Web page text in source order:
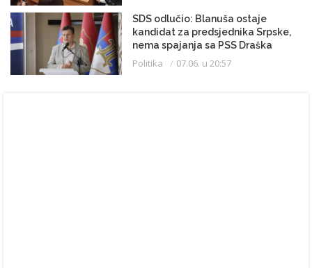
SDS odlučio: Blanuša ostaje
kandidat za predsjednika Srpske,
nema spajanja sa PSS Draška
Stanivukovića
Politika 07.06. u 20:57